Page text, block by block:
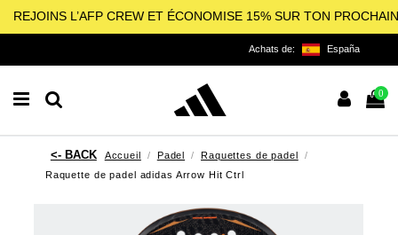
REJOINS L’AFP CREW ET ÉCONOMISE 15% SUR TON
Achats de: España
0
Accueil Padel
Raquettes de padel
Raquette de padel adidas Arrow Hit Ctrl